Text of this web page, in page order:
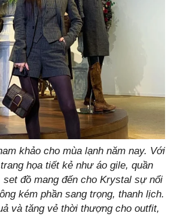
khảo cho mùa lạnh năm nay. Với
họa tiết kẻ như áo gile, quần
set đồ mang đến cho Krystal sự nổi
kém phần sang trọng, thanh lịch.
và tăng vẻ thời thượng cho outfit,